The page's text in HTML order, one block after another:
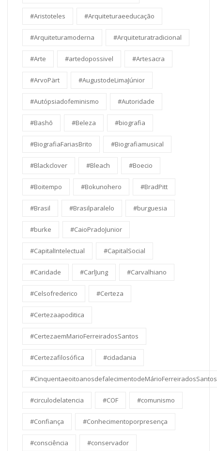
#Aristoteles #Arquiteturaeeducação
#Arquiteturamoderna #Arquiteturatradicional
#Arte #artedopossivel #Artesacra
#ArvoPärt #AugustodeLimaJúnior
#Autópsiadofeminismo #Autoridade
#Bashō #Beleza #biografia
#BiografiaFariasBrito #Biografiamusical
#Blackclover #Bleach #Boecio
#Boitempo #Bokunohero #BradPitt
#Brasil #Brasilparalelo #burguesia
#burke #CaioPradoJunior
#CapitalIntelectual #CapitalSocial
#Caridade #CarlJung #Carvalhiano
#Celsofrederico #Certeza
#Certezaapoditica
#CertezaemMarioFerreiradosSantos
#Certezafilosófica #cidadania
#CinquentaeoitoanosdefalecimentodeMárioFerreiradosSantos
#circulodelatencia #COF #comunismo
#Confiança #Conhecimentoporpresença
#consciência #conservador